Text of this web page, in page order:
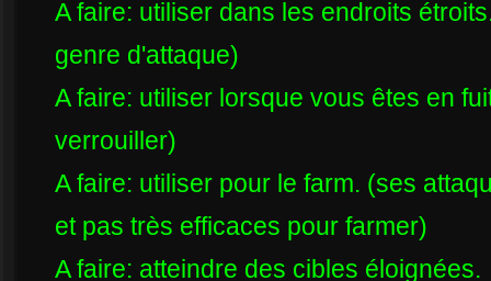
A faire: utiliser dans les endroits
genre d'attaque)
A faire: utiliser lorsque vous êtes en
verrouiller)
A faire: utiliser pour le farm. (ses
et pas très efficaces pour farmer)
A faire: atteindre des cibles éloignées.